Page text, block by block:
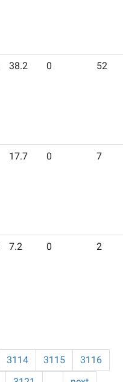
38.2 0 52
17.7 0 7
7.2 0 2
3114 3115
3116